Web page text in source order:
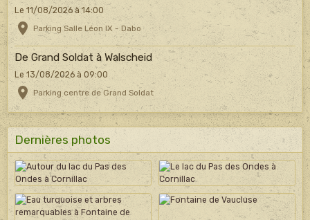
Le 11/08/2026 à 14:00
Parking Salle Léon IX - Dabo
De Grand Soldat à Walscheid
Le 13/08/2026 à 09:00
Parking centre de Grand Soldat
Dernières photos